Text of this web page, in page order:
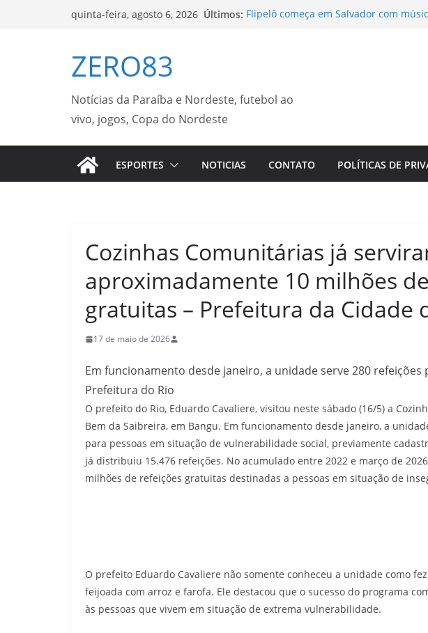
quinta-feira, agosto 6, 2026 Últimos: Flipelô começa em Salvador com
Investimento de R$ 5 milhões vai
ZERO83
Notícias da Paraíba e Nordeste, futebol ao
vivo, jogos, Copa do Nordeste
ESPORTES NOTICIAS CONTATO POLÍTICAS DE
Cozinhas Comunitárias já
aproximadamente 10 milhões
gratuitas – Prefeitura da Cidade
17 de maio de 2026
Em funcionamento desde janeiro, a unidade serve 280 refeições
Prefeitura do Rio
O prefeito do Rio, Eduardo Cavaliere, visitou neste sábado (16/5) a
Bem da Saibreira, em Bangu. Em funcionamento desde janeiro, a
para pessoas em situação de vulnerabilidade social, previamente
já distribuiu 15.476 refeições. No acumulado entre 2022 e março de
milhões de refeições gratuitas destinadas a pessoas em situação de
O prefeito Eduardo Cavaliere não somente conheceu a unidade como
feijoada com arroz e farofa. Ele destacou que o sucesso do programa
às pessoas que vivem em situação de extrema vulnerabilidade.